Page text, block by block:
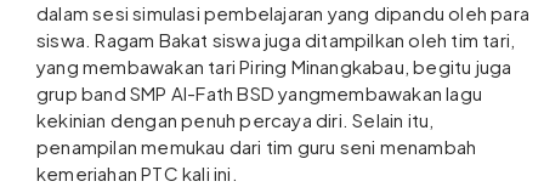
dalam sesi simulasi pembelajaran yang dipandu oleh para
siswa. Ragam Bakat siswa juga ditampilkan oleh tim tari,
yang membawakan tari Piring Minangkabau, begitu juga
grup band SMP Al-Fath BSD yangmembawakan lagu
kekinian dengan penuh percaya diri. Selain itu,
penampilan memukau dari tim guru seni menambah
kemeriahan PTC kali ini.